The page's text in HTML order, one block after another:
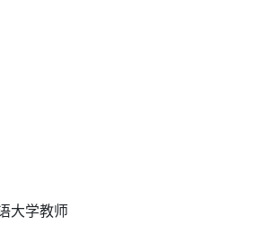
大学教师